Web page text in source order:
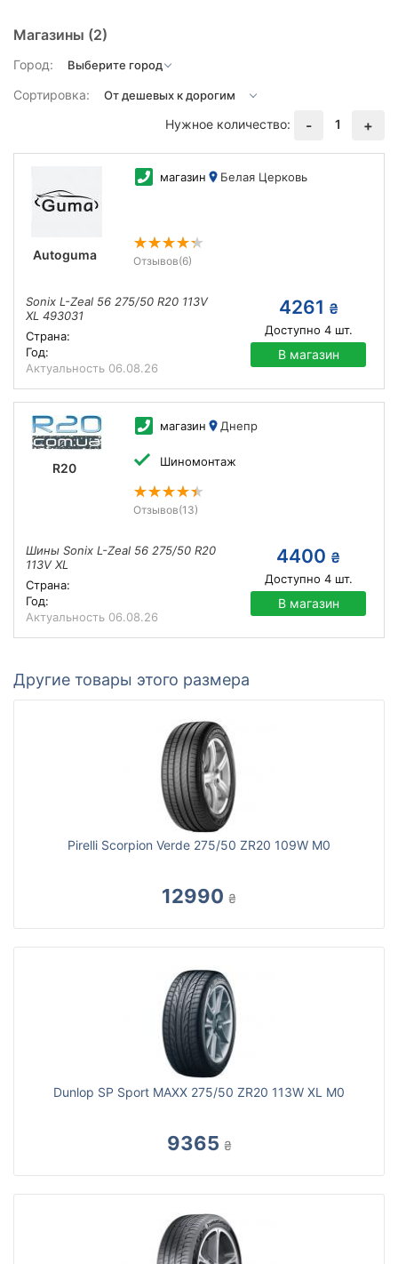
Магазины (2)
Город:
Сортировка:
Нужное количество:
- 1 +
Autoguma
магазин Белая Церковь
Отзывов(6)
Sonix L-Zeal 56 275/50 R20 113V
XL 493031
Страна:
Год:
Актуальность 06.08.26
4261 ₴
Доступно 4шт.
В магазин
R20
магазин Днепр
Шиномонтаж
Отзывов(13)
Шины Sonix L-Zeal 56 275/50 R20
113V XL
Страна:
Год:
Актуальность 06.08.26
4400 ₴
Доступно 4шт.
В магазин
Другие товары этого размера
Pirelli Scorpion Verde 275/50 ZR20 109W M0
12990 ₴
Dunlop SP Sport MAXX 275/50 ZR20 113W XL M0
9365 ₴